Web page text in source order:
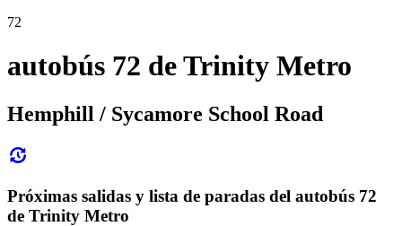
72
autobús 72 de Trinity Metro
Hemphill / Sycamore School Road
Próximas salidas y lista de paradas del autobús 72
de Trinity Metro